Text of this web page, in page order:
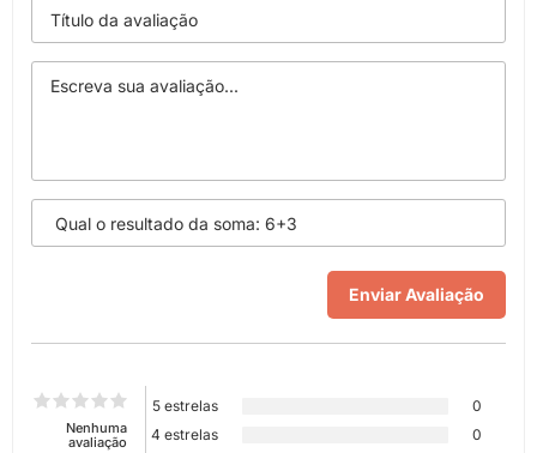
Nenhuma
avaliação
5 estrelas
0
4 estrelas
0